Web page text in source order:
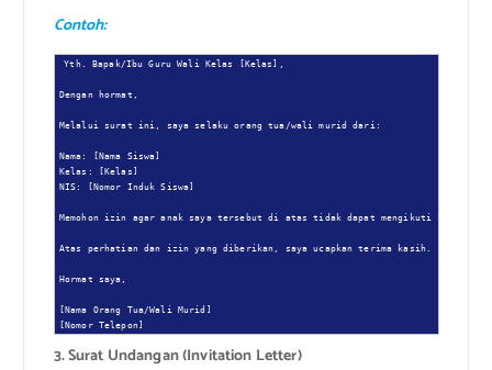
Contoh:
Yth. Bapak/Ibu Guru Wali Kelas [Kelas],
Dengan hormat,
Melalui surat ini, saya selaku orang tua/wali murid dari:
Nama: [Nama Siswa]
Kelas: [Kelas]
NIS: [Nomor Induk Siswa]
Memohon izin agar anak saya tersebut di atas tidak dapat mengikuti
Atas perhatian dan izin yang diberikan, saya ucapkan terima kasih.
Hormat saya,
[Nama Orang Tua/Wali Murid]
[Nomor Telepon]
3. Surat Undangan (Invitation Letter)